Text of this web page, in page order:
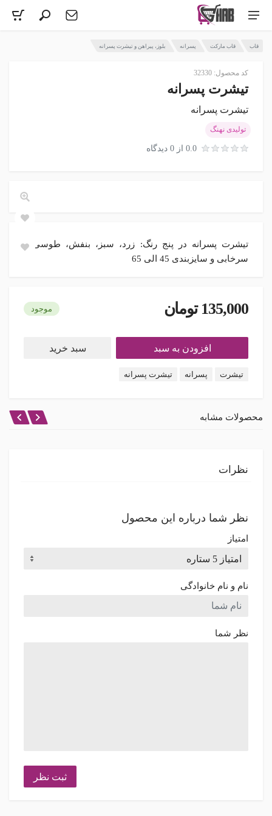
قاب قاب مارکت پسرانه بلوز، پیراهن و تیشرت پسرانه
تیشرت پسرانه
تیشرت پسرانه
0.0 از 0 دیدگاه
تولیدی نهنگ
کد محصول: 32330
تیشرت پسرانه در پنج رنگ: زرد، سبز، بنفش، طوسی و
سرخابی و سایزبندی 45 الی 65
135,000 تومان موجود
افزودن به سبد سبد خرید
تیشرت پسرانه تیشرت پسرانه
محصولات مشابه
نظرات
نظر شما درباره این محصول
امتیاز
نام و نام خانوادگی
نظر شما
ثبت نظر